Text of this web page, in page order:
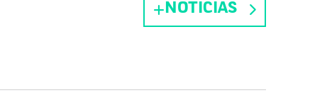
NOTICIAS